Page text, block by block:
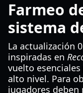
Farmeo
sistema
La actualización
inspiradas en
vuelto
alto nivel. Para
jugadores